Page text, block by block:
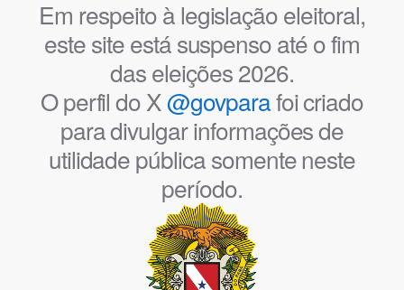
Em respeito à legislação eleitoral,
este site está suspenso até o fim
das eleições 2026.
O perfil do X@govparafoi criado
para divulgar informações de
utilidade pública somente neste
período.